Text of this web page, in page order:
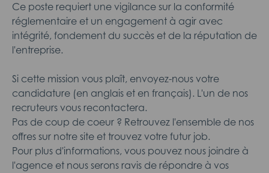
Ce poste requiert une vigilance sur la conformité
réglementaire et un engagement à agir avec
intégrité, fondement du succès et de la réputation de
l'entreprise.
Si cette mission vous plaît, envoyez-nous votre
candidature (en anglais et en français). L'un de nos
recruteurs vous recontactera.
Pas de coup de coeur ? Retrouvez l'ensemble de nos
offres sur notre site et trouvez votre futur job.
Pour plus d'informations, vous pouvez nous joindre à
l'agence et nous serons ravis de répondre à vos